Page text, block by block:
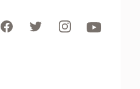
FacebookTwitterInstagramYoutube